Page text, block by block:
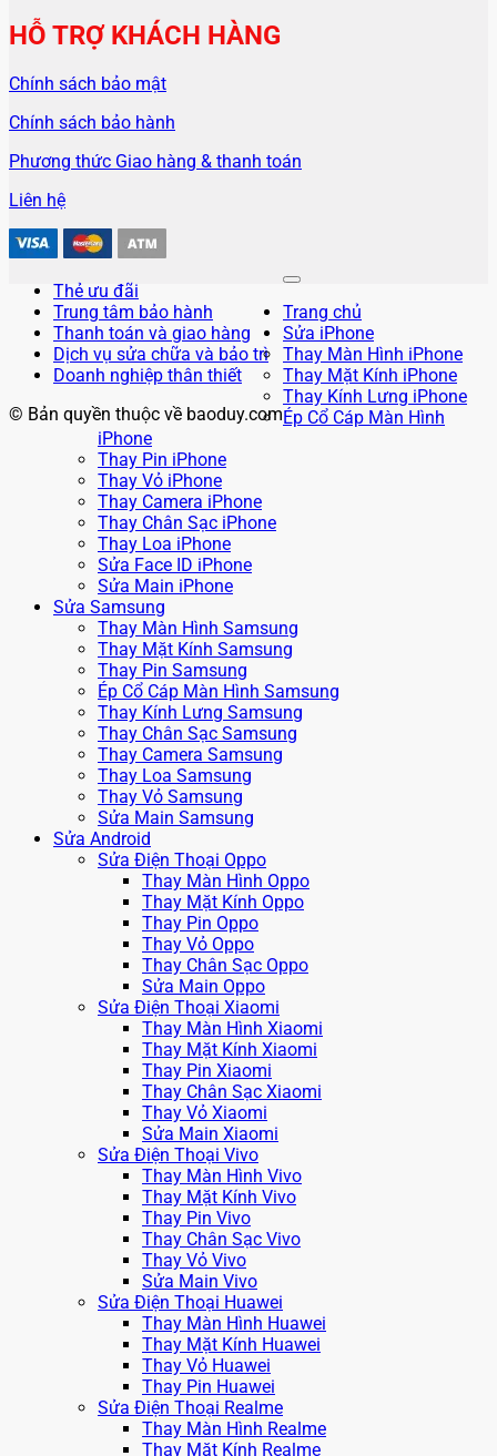
HỖ TRỢ KHÁCH HÀNG
Chính sách bảo mật
Chính sách bảo hành
Phương thức Giao hàng & thanh toán
Liên hệ
Thẻ ưu đãi
Trung tâm bảo hành
Thanh toán và giao hàng
Dịch vụ sửa chữa và bảo trì
Doanh nghiệp thân thiết
© Bản quyền thuộc về baoduy.com
Trang chủ
Sửa iPhone
Thay Màn Hình iPhone
Thay Mặt Kính iPhone
Thay Kính Lưng iPhone
Ép Cổ Cáp Màn Hình
iPhone
Thay Pin iPhone
Thay Vỏ iPhone
Thay Camera iPhone
Thay Chân Sạc iPhone
Thay Loa iPhone
Sửa Face ID iPhone
Sửa Main iPhone
Sửa Samsung
Thay Màn Hình Samsung
Thay Mặt Kính Samsung
Thay Pin Samsung
Ép Cổ Cáp Màn Hình Samsung
Thay Kính Lưng Samsung
Thay Chân Sạc Samsung
Thay Camera Samsung
Thay Loa Samsung
Thay Vỏ Samsung
Sửa Main Samsung
Sửa Android
Sửa Điện Thoại Oppo
Thay Màn Hình Oppo
Thay Mặt Kính Oppo
Thay Pin Oppo
Thay Vỏ Oppo
Thay Chân Sạc Oppo
Sửa Main Oppo
Sửa Điện Thoại Xiaomi
Thay Màn Hình Xiaomi
Thay Mặt Kính Xiaomi
Thay Pin Xiaomi
Thay Chân Sạc Xiaomi
Thay Vỏ Xiaomi
Sửa Main Xiaomi
Sửa Điện Thoại Vivo
Thay Màn Hình Vivo
Thay Mặt Kính Vivo
Thay Pin Vivo
Thay Chân Sạc Vivo
Thay Vỏ Vivo
Sửa Main Vivo
Sửa Điện Thoại Huawei
Thay Màn Hình Huawei
Thay Mặt Kính Huawei
Thay Vỏ Huawei
Thay Pin Huawei
Sửa Điện Thoại Realme
Thay Màn Hình Realme
Thay Mặt Kính Realme